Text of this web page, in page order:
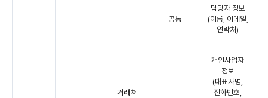
거래처
공통
담당자 정보
(이름, 이메일,
연락처)
개인사업자
정보
(대표자명,
전화번호,